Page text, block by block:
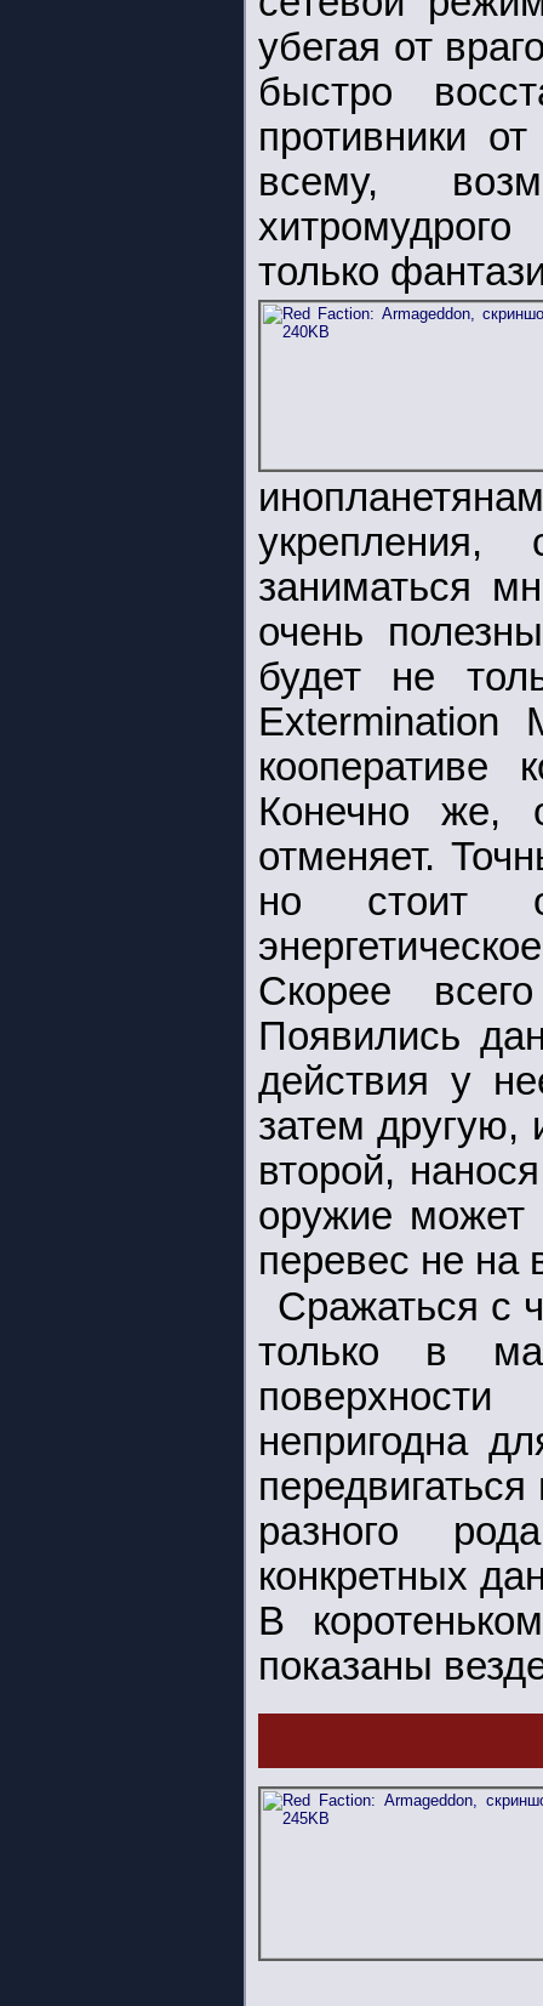
убегая от
быстро
противники
всему,
только
заниматься
очень
будет не
Extermination
кооперативе
Конечно же,
отменяет.
но стоит
Скорее
Появились
действия у
затем другую,
второй,
оружие может
перевес не на
Сражаться с
только в
непригодна
разного
конкретных
В
показаны